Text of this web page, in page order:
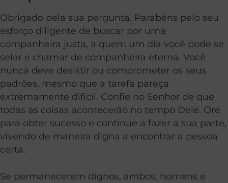
Obrigado pela sua pergunta. Parabéns pelo seu
esforço diligente de buscar por uma
companheira justa, a quem um dia você pode se
selar e chamar de companheira eterna. Você
nunca deve desistir ou comprometer os seus
padrões, mesmo que a tarefa pareça
extremamente difícil. Confie no Senhor de que
todas as coisas acontecerão no tempo Dele. Ore
para obter sucesso e continue a fazer a sua parte,
vivendo de maneira digna a encontrar a pessoa
certa.
Se permanecerem dignos, ambos, homens e